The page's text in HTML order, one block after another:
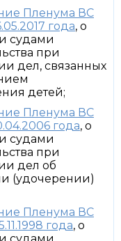
Пленума ВС
года, о
судами
при
дел, связанных
детей;
Пленума ВС
года, о
судами
при
дел об
(удочерении)
Пленума ВС
года, о